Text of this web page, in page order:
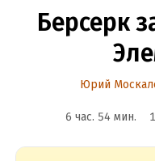
Берсерк
Юрий
6 час. 54 мин.